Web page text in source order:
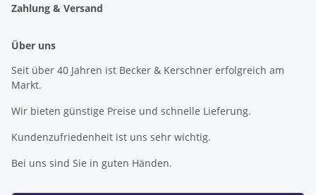
Zahlung & Versand
Über uns
Seit über 40 Jahren ist Becker & Kerschner erfolgreich am
Markt.
Wir bieten günstige Preise und schnelle Lieferung.
Kundenzufriedenheit ist uns sehr wichtig.
Bei uns sind Sie in guten Händen.